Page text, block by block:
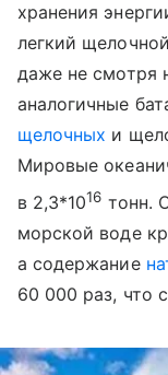
хранения
легкий
даже не смотря
аналогичные
щелочных и
Мировые
в 2,3*1016 тонн.
морской воде
а содержание
60 000 раз, что